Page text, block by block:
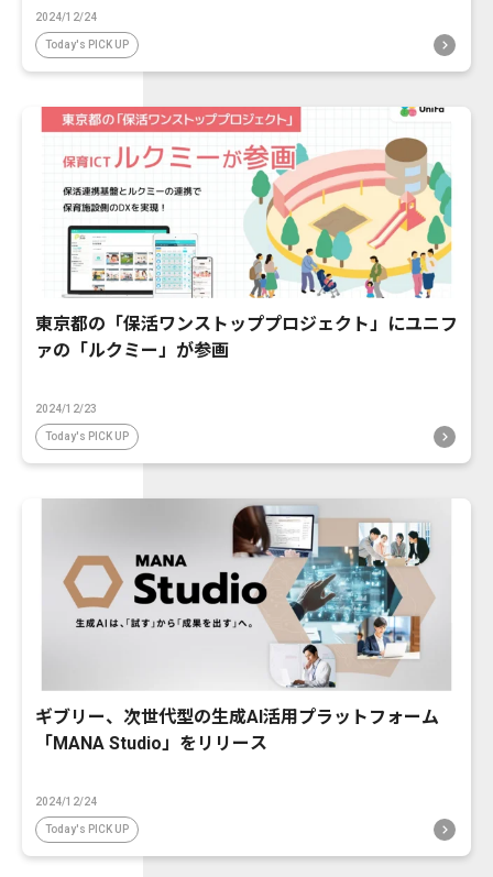
2024/12/24
Today's PICK UP
東京都の「保活ワンストッププロジェクト」にユニフ
ァの「ルクミー」が参画
2024/12/23
Today's PICK UP
ギブリー、次世代型の生成AI活用プラットフォーム
「MANA Studio」をリリース
2024/12/24
Today's PICK UP